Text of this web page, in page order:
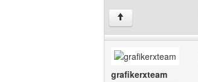
↑
grafikerxteam